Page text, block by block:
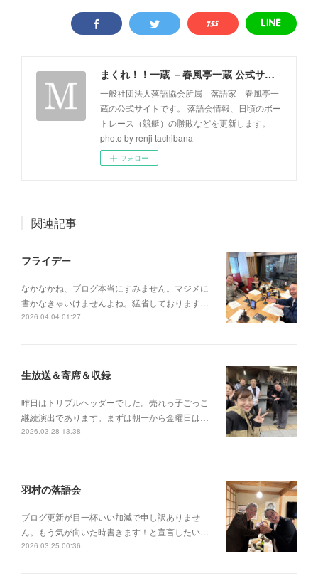
まくれ！！一蔵 －春風亭一蔵 公式サイト－
一般社団法人落語協会所属 落語家 春風亭一
蔵の公式サイトです。 落語会情報、日頃のボー
トレース（競艇）の勝敗などを更新します。
photo by renji tachibana
フォロー
関連記事
フライデー
なかなかね、ブログ本当にすみません。マジメに
書かなきゃいけませんよね。猛省しております…
2026.04.04 01:27
生放送＆寄席＆収録
昨日はトリプルヘッダーでした。売れっ子ごっこ
継続演出であります。まずは朝一から金曜日は…
2026.03.28 13:38
羽村の落語会
ブログ更新が目一杯いい加減で申し訳ありませ
ん。もう気が向いた時書きます！と宣言したい…
2026.03.25 00:36